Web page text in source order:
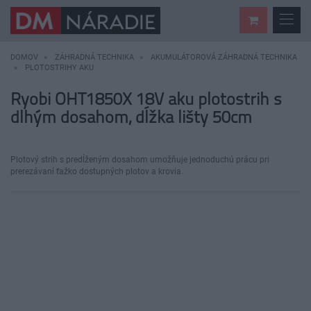
DOMOV ZÁHRADNÁ TECHNIKA
AKUMULÁTOROVÁ ZÁHRADNÁ TECHNIKA
PLOTOSTRIHY AKU
Ryobi OHT1850X 18V aku plotostrih s
dlhým dosahom, dĺžka lišty 50cm
Plotový strih s predĺženým dosahom umožňuje jednoduchú prácu pri
prerezávaní ťažko dostupných plotov a krovia.